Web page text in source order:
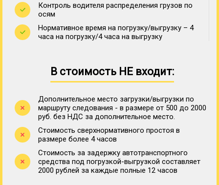
Контроль водителя распределения грузов по
осям
Нормативное время на погрузку/выгрузку – 4
часа на погрузку/4 часа на выгрузку
В стоимость НЕ входит:
Дополнительное место загрузки/выгрузки по
маршруту следования - в размере от 500 до 2000
руб. без НДС за дополнительное место.
Стоимость сверхнормативного простоя в
размере более 4 часов
Стоимость за задержку автотранспортного
средства под погрузкой-выгрузкой составляет
2000 рублей за каждые полные 12 часов